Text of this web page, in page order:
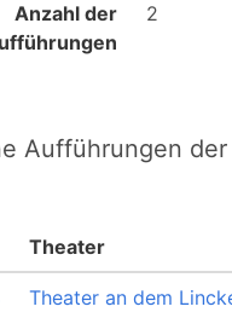
Anzahl der
2
Aufführungen der
Theater
Theater an dem